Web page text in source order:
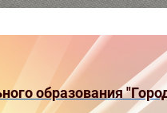
образования